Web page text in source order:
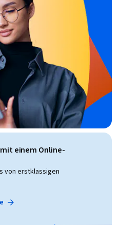
einem Online-
von erstklassigen